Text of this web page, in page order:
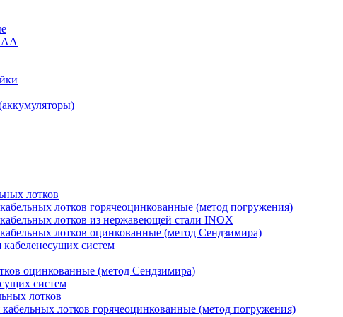
лотков
лотков горячеоцинкованные (метод погружения)
лотков из нержавеющей стали INOX
лотков оцинкованные (метод Сендзимира)
систем
оцинкованные (метод Сендзимира)
систем
лотков
лотков горячеоцинкованные (метод погружения)